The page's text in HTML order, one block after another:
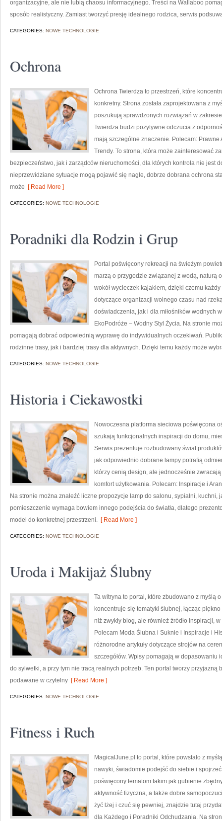
organizacyjne, ale nie lubią chaosu informacyjnego. Treści na Wallaboo
sposób realistyczny. Zamiast tworzyć presję idealnego rodzica, serwis
CATEGORIES: NOWE TECHNOLOGIE
Ochrona
Ochrona Twierdza to przestrzeń, które
konkretny. Strona została zaprojektowana z
poszukują sprawdzonych rozwiązań w
Twierdza budzi pozytywne odczucia z
mają szczególne znaczenie. Polecam:
Trendy. To strona, która może zainteresować
bezpieczeństwo, jak i zarządców nieruchomości, dla których kontrola nie jest
nieprzewidziane sytuacje mogą pojawić się nagle, dobrze dobrana ochrona
może [ Read More ]
CATEGORIES: NOWE TECHNOLOGIE
Poradniki dla Rodzin i Grup
Portal poświęcony rekreacji na świeżym
marzą o przygodzie związanej z wodą, naturą
wokół wycieczek kajakiem, dzięki czemu
dotyczące organizacji wolnego czasu nad
doświadczenia, jak i dla miłośników wodnych
EkoPodróże – Wodny Styl Życia. Na stronie
pomagają dobrać odpowiednią wyprawę do indywidualnych oczekiwań.
rodzinne trasy, jak i bardziej trasy dla aktywnych. Dzięki temu każdy może
CATEGORIES: NOWE TECHNOLOGIE
Historia i Ciekawostki
Nowoczesna platforma sieciowa poświęcona
szukają funkcjonalnych inspiracji do domu,
Serwis prezentuje rozbudowany świat
jak odpowiednio dobrane lampy potrafią
którzy cenią design, ale jednocześnie
komfort użytkowania. Polecam: Inspiracje i
Na stronie można znaleźć liczne propozycje lamp do salonu, sypialni, kuchni,
pomieszczenie wymaga bowiem innego podejścia do światła, dlatego
model do konkretnej przestrzeni. [ Read More ]
CATEGORIES: NOWE TECHNOLOGIE
Uroda i Makijaż Ślubny
Ta witryna to portal, które zbudowano z myślą
koncentruje się tematyki ślubnej, łącząc
niż zwykły blog, ale również źródło inspiracji,
Polecam Moda Ślubna i Suknie i Inspiracje i
różnorodne artykuły dotyczące strojów na
szczegółów. Wpisy pomagają w
do sylwetki, a przy tym nie tracą realnych potrzeb. Ten portal tworzy przyjazną
podawane w czytelny [ Read More ]
CATEGORIES: NOWE TECHNOLOGIE
Fitness i Ruch
MagicalJune.pl to portal, które powstało z
nawyki, świadomie podejść do siebie i
poświęcony tematom takim jak gubienie
aktywność fizyczna, a także dobre
żyć lżej i czuć się pewniej, znajdzie tutaj
dla Każdego i Poradniki Odchudzania. Na